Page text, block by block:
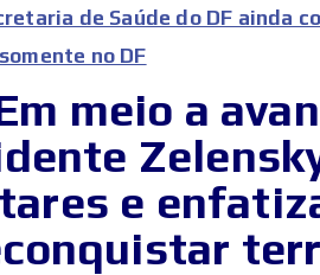
de Saúde do DF ainda
no DF
meio a
e